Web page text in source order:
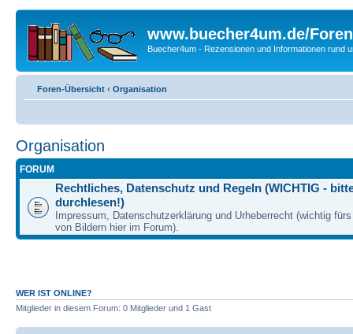
www.buecher4um.de/Foren
Buecher4um - Rezensionen und Informationen rund
Foren-Übersicht ‹ Organisation
Organisation
FORUM
Rechtliches, Datenschutz und Regeln (WICHTIG -
durchlesen!)
Impressum, Datenschutzerklärung und Urheberrecht (wichtig
von Bildern hier im Forum).
WER IST ONLINE?
Mitglieder in diesem Forum: 0 Mitglieder und 1 Gast